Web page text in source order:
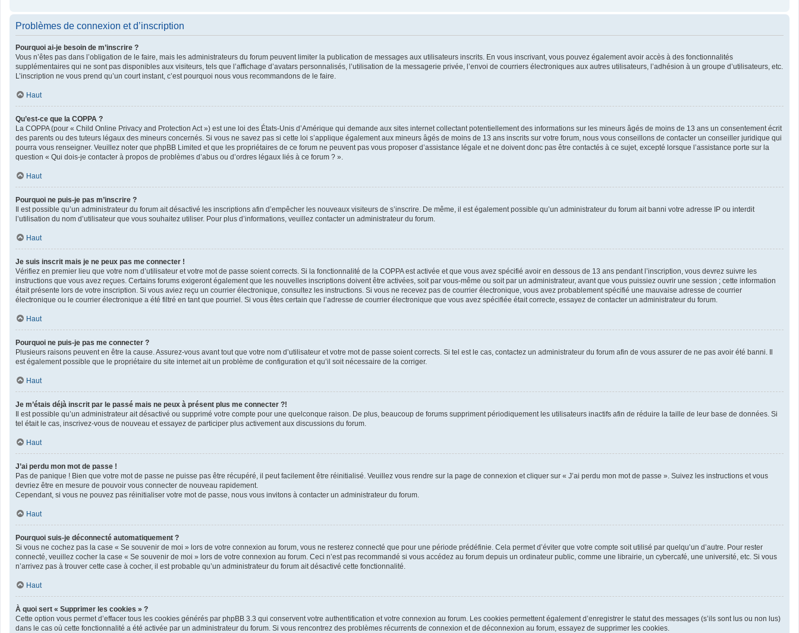
Problèmes de connexion et d’inscription
Pourquoi ai-je besoin de m’inscrire ?
Vous n’êtes pas dans l’obligation de le faire, mais les administrateurs du forum peuvent limiter la publication de messages aux utilisateurs inscrits. En vous inscrivant, vous pouvez également avoir accès à des fonctionnalités
supplémentaires qui ne sont pas disponibles aux visiteurs, tels que l’affichage d’avatars personnalisés, l’utilisation de la messagerie privée, l’envoi de courriers électroniques aux autres utilisateurs, l’adhésion à un groupe d’utilisateurs, etc.
L’inscription ne vous prend qu’un court instant, c’est pourquoi nous vous recommandons de le faire.
Haut
Qu’est-ce que la COPPA ?
La COPPA (pour « Child Online Privacy and Protection Act ») est une loi des États-Unis d’Amérique qui demande aux sites internet collectant potentiellement des informations sur les mineurs âgés de moins de 13 ans un consentement écrit
des parents ou des tuteurs légaux des mineurs concernés. Si vous ne savez pas si cette loi s’applique également aux mineurs âgés de moins de 13 ans inscrits sur votre forum, nous vous conseillons de contacter un conseiller juridique qui
pourra vous renseigner. Veuillez noter que phpBB Limited et que les propriétaires de ce forum ne peuvent pas vous proposer d’assistance légale et ne doivent donc pas être contactés à ce sujet, excepté lorsque l’assistance porte sur la
question « Qui dois-je contacter à propos de problèmes d’abus ou d’ordres légaux liés à ce forum ? ».
Haut
Pourquoi ne puis-je pas m’inscrire ?
Il est possible qu’un administrateur du forum ait désactivé les inscriptions afin d’empêcher les nouveaux visiteurs de s’inscrire. De même, il est également possible qu’un administrateur du forum ait banni votre adresse IP ou interdit
l’utilisation du nom d’utilisateur que vous souhaitez utiliser. Pour plus d’informations, veuillez contacter un administrateur du forum.
Haut
Je suis inscrit mais je ne peux pas me connecter !
Vérifiez en premier lieu que votre nom d’utilisateur et votre mot de passe soient corrects. Si la fonctionnalité de la COPPA est activée et que vous avez spécifié avoir en dessous de 13 ans pendant l’inscription, vous devrez suivre les
instructions que vous avez reçues. Certains forums exigeront également que les nouvelles inscriptions doivent être activées, soit par vous-même ou soit par un administrateur, avant que vous puissiez ouvrir une session ; cette information
était présente lors de votre inscription. Si vous aviez reçu un courrier électronique, consultez les instructions. Si vous ne recevez pas de courrier électronique, vous avez probablement spécifié une mauvaise adresse de courrier
électronique ou le courrier électronique a été filtré en tant que pourriel. Si vous êtes certain que l’adresse de courrier électronique que vous avez spécifiée était correcte, essayez de contacter un administrateur du forum.
Haut
Pourquoi ne puis-je pas me connecter ?
Plusieurs raisons peuvent en être la cause. Assurez-vous avant tout que votre nom d’utilisateur et votre mot de passe soient corrects. Si tel est le cas, contactez un administrateur du forum afin de vous assurer de ne pas avoir été banni. Il
est également possible que le propriétaire du site internet ait un problème de configuration et qu’il soit nécessaire de la corriger.
Haut
Je m’étais déjà inscrit par le passé mais ne peux à présent plus me connecter ?!
Il est possible qu’un administrateur ait désactivé ou supprimé votre compte pour une quelconque raison. De plus, beaucoup de forums suppriment périodiquement les utilisateurs inactifs afin de réduire la taille de leur base de données. Si
tel était le cas, inscrivez-vous de nouveau et essayez de participer plus activement aux discussions du forum.
Haut
J’ai perdu mon mot de passe !
Pas de panique ! Bien que votre mot de passe ne puisse pas être récupéré, il peut facilement être réinitialisé. Veuillez vous rendre sur la page de connexion et cliquer sur « J’ai perdu mon mot de passe ». Suivez les instructions et vous
devriez être en mesure de pouvoir vous connecter de nouveau rapidement.
Cependant, si vous ne pouvez pas réinitialiser votre mot de passe, nous vous invitons à contacter un administrateur du forum.
Haut
Pourquoi suis-je déconnecté automatiquement ?
Si vous ne cochez pas la case « Se souvenir de moi » lors de votre connexion au forum, vous ne resterez connecté que pour une période prédéfinie. Cela permet d’éviter que votre compte soit utilisé par quelqu’un d’autre. Pour rester
connecté, veuillez cocher la case « Se souvenir de moi » lors de votre connexion au forum. Ceci n’est pas recommandé si vous accédez au forum depuis un ordinateur public, comme une librairie, un cybercafé, une université, etc. Si vous
n’arrivez pas à trouver cette case à cocher, il est probable qu’un administrateur du forum ait désactivé cette fonctionnalité.
Haut
À quoi sert « Supprimer les cookies » ?
Cette option vous permet d’effacer tous les cookies générés par phpBB 3.3 qui conservent votre authentification et votre connexion au forum. Les cookies permettent également d’enregistrer le statut des messages (s’ils sont lus ou non lus)
dans le cas où cette fonctionnalité a été activée par un administrateur du forum. Si vous rencontrez des problèmes récurrents de connexion et de déconnexion au forum, essayez de supprimer les cookies.